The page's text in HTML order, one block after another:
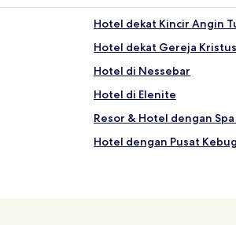
Hotel dekat Kincir Angin
Hotel dekat Gereja
Hotel di Nessebar
Hotel di Elenite
Resor & Hotel dengan
Hotel dengan Pusat